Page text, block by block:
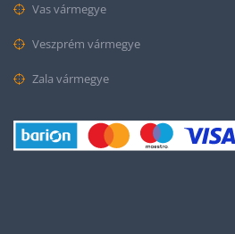
Vas vármegye
Veszprém vármegye
Zala vármegye